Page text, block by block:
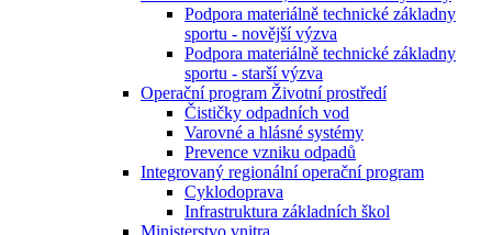
Podpora materiálně technické základny
sportu - novější výzva
Podpora materiálně technické základny
sportu - starší výzva
Operační program Životní prostředí
Čističky odpadních vod
Varovné a hlásné systémy
Prevence vzniku odpadů
Integrovaný regionální operační program
Cyklodoprava
Infrastruktura základních škol
Ministerstvo vnitra